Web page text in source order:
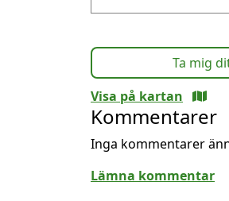
Ta mig
Visa på kartan
Kommentarer
Inga kommentarer
Lämna kommentar